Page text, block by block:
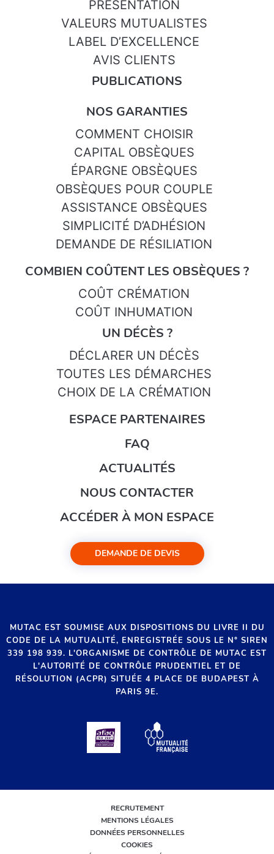
PRÉSENTATION
VALEURS MUTUALISTES
LABEL D’EXCELLENCE
AVIS CLIENTS
PUBLICATIONS
NOS GARANTIES
COMMENT CHOISIR
CAPITAL OBSÈQUES
ÉPARGNE OBSÈQUES
OBSÈQUES POUR COUPLE
ASSISTANCE OBSÈQUES
SIMPLICITÉ D’ADHÉSION
DEMANDE DE RÉSILIATION
COMBIEN COÛTENT LES OBSÈQUES ?
COÛT CRÉMATION
COÛT INHUMATION
UN DÉCÈS ?
DÉCLARER UN DÉCÈS
TOUTES LES DÉMARCHES
CHOIX DE LA CRÉMATION
ESPACE PARTENAIRES
FAQ
ACTUALITÉS
NOUS CONTACTER
ACCÉDER À MON ESPACE
DEMANDE DE DEVIS
MUTAC EST SOUMISE AUX DISPOSITIONS DU LIVRE II DU
CODE DE LA MUTUALITÉ, ENREGISTRÉE SOUS LE N° SIREN
339 198 939. L'ORGANISME DE CONTRÔLE DE MUTAC EST
L'AUTORITÉ DE CONTRÔLE PRUDENTIEL ET DE
RÉSOLUTION (ACPR) SITUÉE 4 PLACE DE BUDAPEST À
PARIS 9E.
RECRUTEMENT
MENTIONS LÉGALES
DONNÉES PERSONNELLES
COOKIES